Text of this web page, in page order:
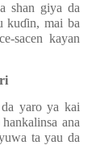
shan giya da
kuɗin, mai ba
sacen kayan
yaro ya kai
ana
ta yau da